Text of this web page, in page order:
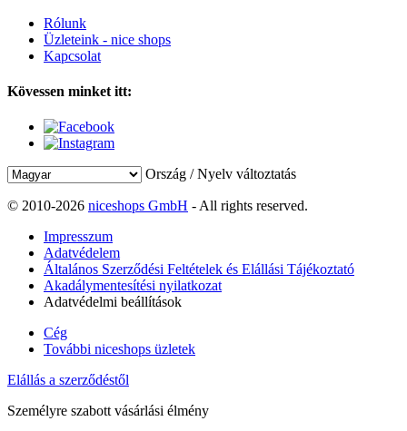
Rólunk
Üzleteink - nice shops
Kapcsolat
Kövessen minket itt:
Ország / Nyelv változtatás
© 2010-2026 niceshops GmbH - All rights reserved.
Impresszum
Adatvédelem
Általános Szerződési Feltételek és Elállási Tájékoztató
Akadálymentesítési nyilatkozat
Adatvédelmi beállítások
Cég
További niceshops üzletek
Elállás a szerződéstől
Személyre szabott vásárlási élmény